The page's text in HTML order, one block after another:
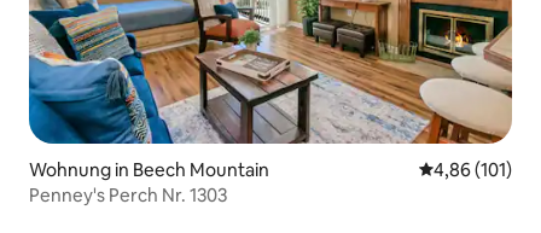
Wohnung in Beech Mountain
4,86 (101)
Penney's Perch Nr. 1303